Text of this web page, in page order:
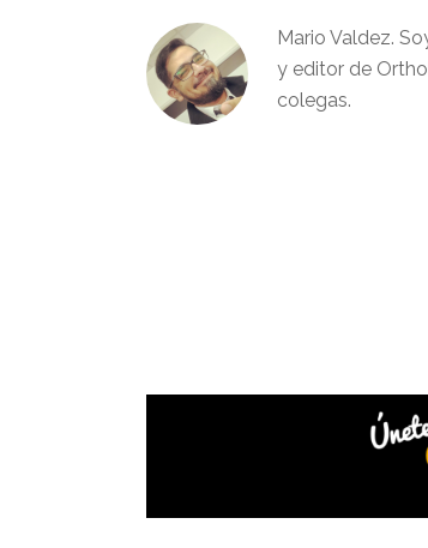
Mario Valdez.
y editor de
colegas.